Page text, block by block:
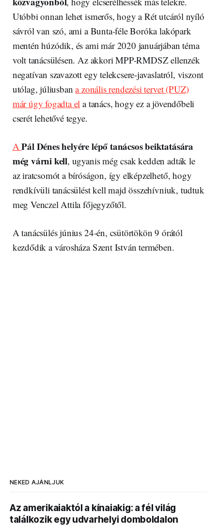
Utóbbi onnan lehet ismerős, hogy a Rét utcáról nyíló
sávról van szó, ami a Bunta-féle Boróka lakópark
mentén húzódik, és ami már 2020 januárjában téma
volt tanácsülésen. Az akkori MPP-RMDSZ ellenzék
negatívan szavazott egy telekcsere-javaslatról, viszont
utólag, júliusbana zonális rendezési tervet (PUZ)
már úgy fogadta el a tanács, hogy ez a jövendőbeli
cserét lehetővé tegye.
APál Dénes helyére lépő tanácsos beiktatására
még várni kell, ugyanis még csak kedden adták le
az iratcsomót a bíróságon, így elképzelhető, hogy
rendkívüli tanácsülést kell majd összehívniuk, tudtuk
meg Venczel Attila főjegyzőtől.
A tanácsülés június 24-én, csütörtökön 9 órától
kezdődik a városháza Szent István termében.
NEKED AJÁNLJUK
Az amerikaiaktól a kínaiakig: a fél világ
találkozik egy udvarhelyi domboldalon